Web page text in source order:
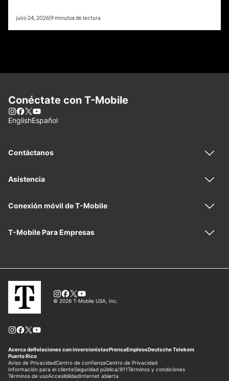
julio 24, 2026 9 minutos de lectura